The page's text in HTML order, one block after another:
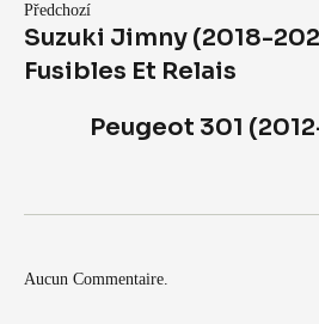
Předchozí
Suzuki Jimny (2018-
Fusibles Et Relais
Peugeot 301
Aucun Commentaire.